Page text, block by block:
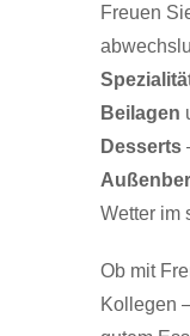
Freuen
Beilagen
Desserts
Wetter im
Ob mit
Kollegen